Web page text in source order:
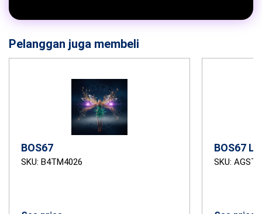
Pelanggan juga membeli
BOS67
SKU: B4TM4026
BOS67
SKU: